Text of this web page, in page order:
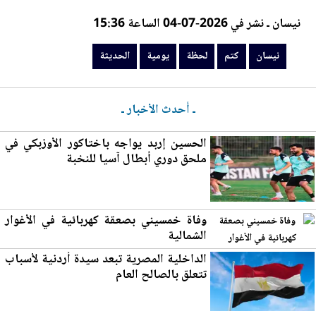
نيسان ـ نشر في 2026-07-04 الساعة 15:36
نيسان كتم لحظة يومية الحديثة
ـ أحدث الأخبار ـ
الحسين إربد يواجه باختاكور الأوزبكي في
ملحق دوري أبطال آسيا للنخبة
وفاة خمسيني بصعقة كهربائية في الأغوار
الشمالية
الداخلية المصرية تبعد سيدة أردنية لأسباب
تتعلق بالصالح العام